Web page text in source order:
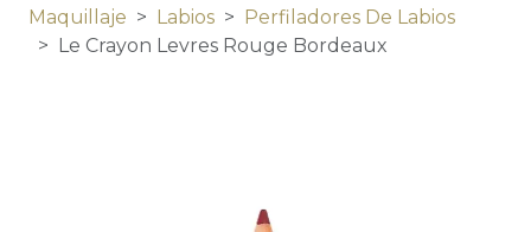
Maquillaje Labios
Perfiladores De Labios
Le Crayon Levres Rouge Bordeaux